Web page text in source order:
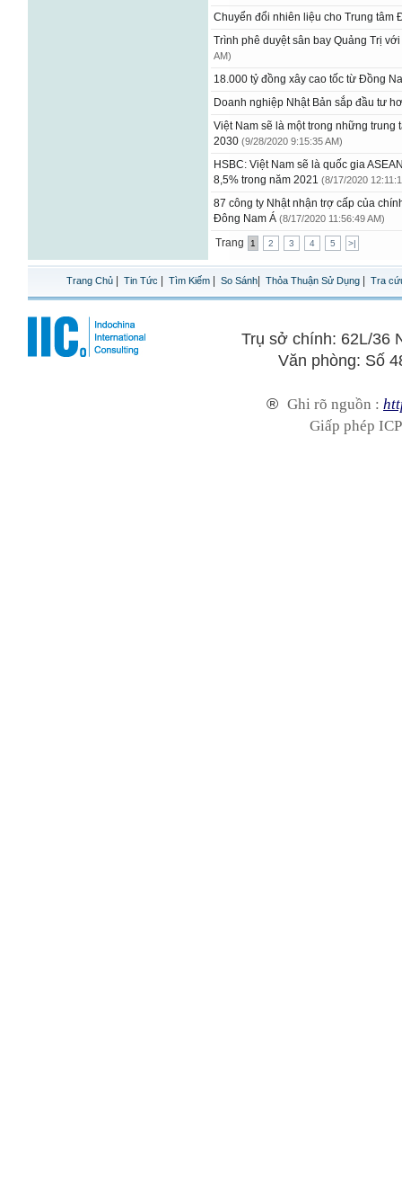
Chuyển đổi nhiên liệu cho Trung
Trình phê duyệt sân bay Quảng Trị
AM)
18.000 tỷ đồng xây cao tốc từ Đồng
Doanh nghiệp Nhật Bản sắp đầu tư
Việt Nam sẽ là một trong những trung
2030 (9/28/2020 9:15:35 AM)
HSBC: Việt Nam sẽ là quốc gia
8,5% trong năm 2021 (8/17/2020
87 công ty Nhật nhận trợ cấp của
Đông Nam Á (8/17/2020 11:56:49 AM)
Trang 1 2 3 4 5 >|
Trang Chủ | Tin Tức | Tìm Kiếm | So Sánh| Thỏa Thuận Sử Dụng | Tra
Trụ sở chính: 62L/36
Văn phòng: Số
® Ghi rõ nguồn :
Giấp phép